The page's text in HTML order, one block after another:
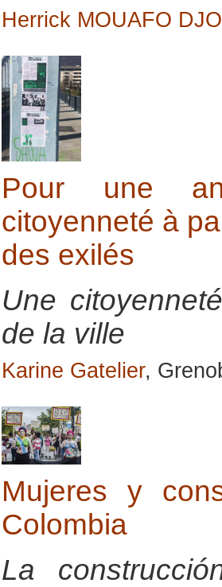
Herrick MOUAFO
Pour une
citoyenneté à
des exilés
Une
de la ville
Karine Gatelier,
Mujeres y
Colombia
La